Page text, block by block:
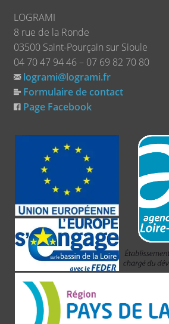
LOGRAMI
8 rue de la Ronde
03500 Saint-Pourçain sur Sioule
04 70 47 94 46 – 07 69 82 70 80
logrami@logrami.fr
Formulaire de contact
Page Facebook